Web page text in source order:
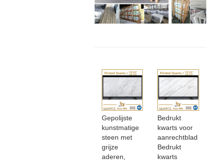
Gepolijste
kunstmatige
steen met
grijze
aderen,
Bedrukt
kwarts voor
aanrechtblad
Bedrukt
kwarts